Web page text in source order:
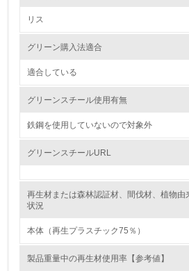
レベル2
環境取り組み体制と成果を定期的に検証し
リス
グリーン購入法適合
適合している
グリーンスチール使用有無
鉄鋼を使用していないので対象外
グリーンスチールURL
再生材または森林認証材、間伐材、植物由
状況
本体（再生プラスチック75％）
製品重量中の再生材使用率【参考値】